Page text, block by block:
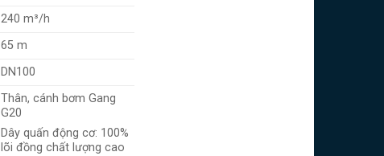
240 m³/h
65 m
DN100
Thân, cánh bơm Gang
G20
Dây quấn động cơ: 100%
lõi đồng chất lượng cao